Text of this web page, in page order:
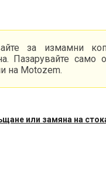
за измамни
Пазарувайте само
на Motozem.
или замяна на